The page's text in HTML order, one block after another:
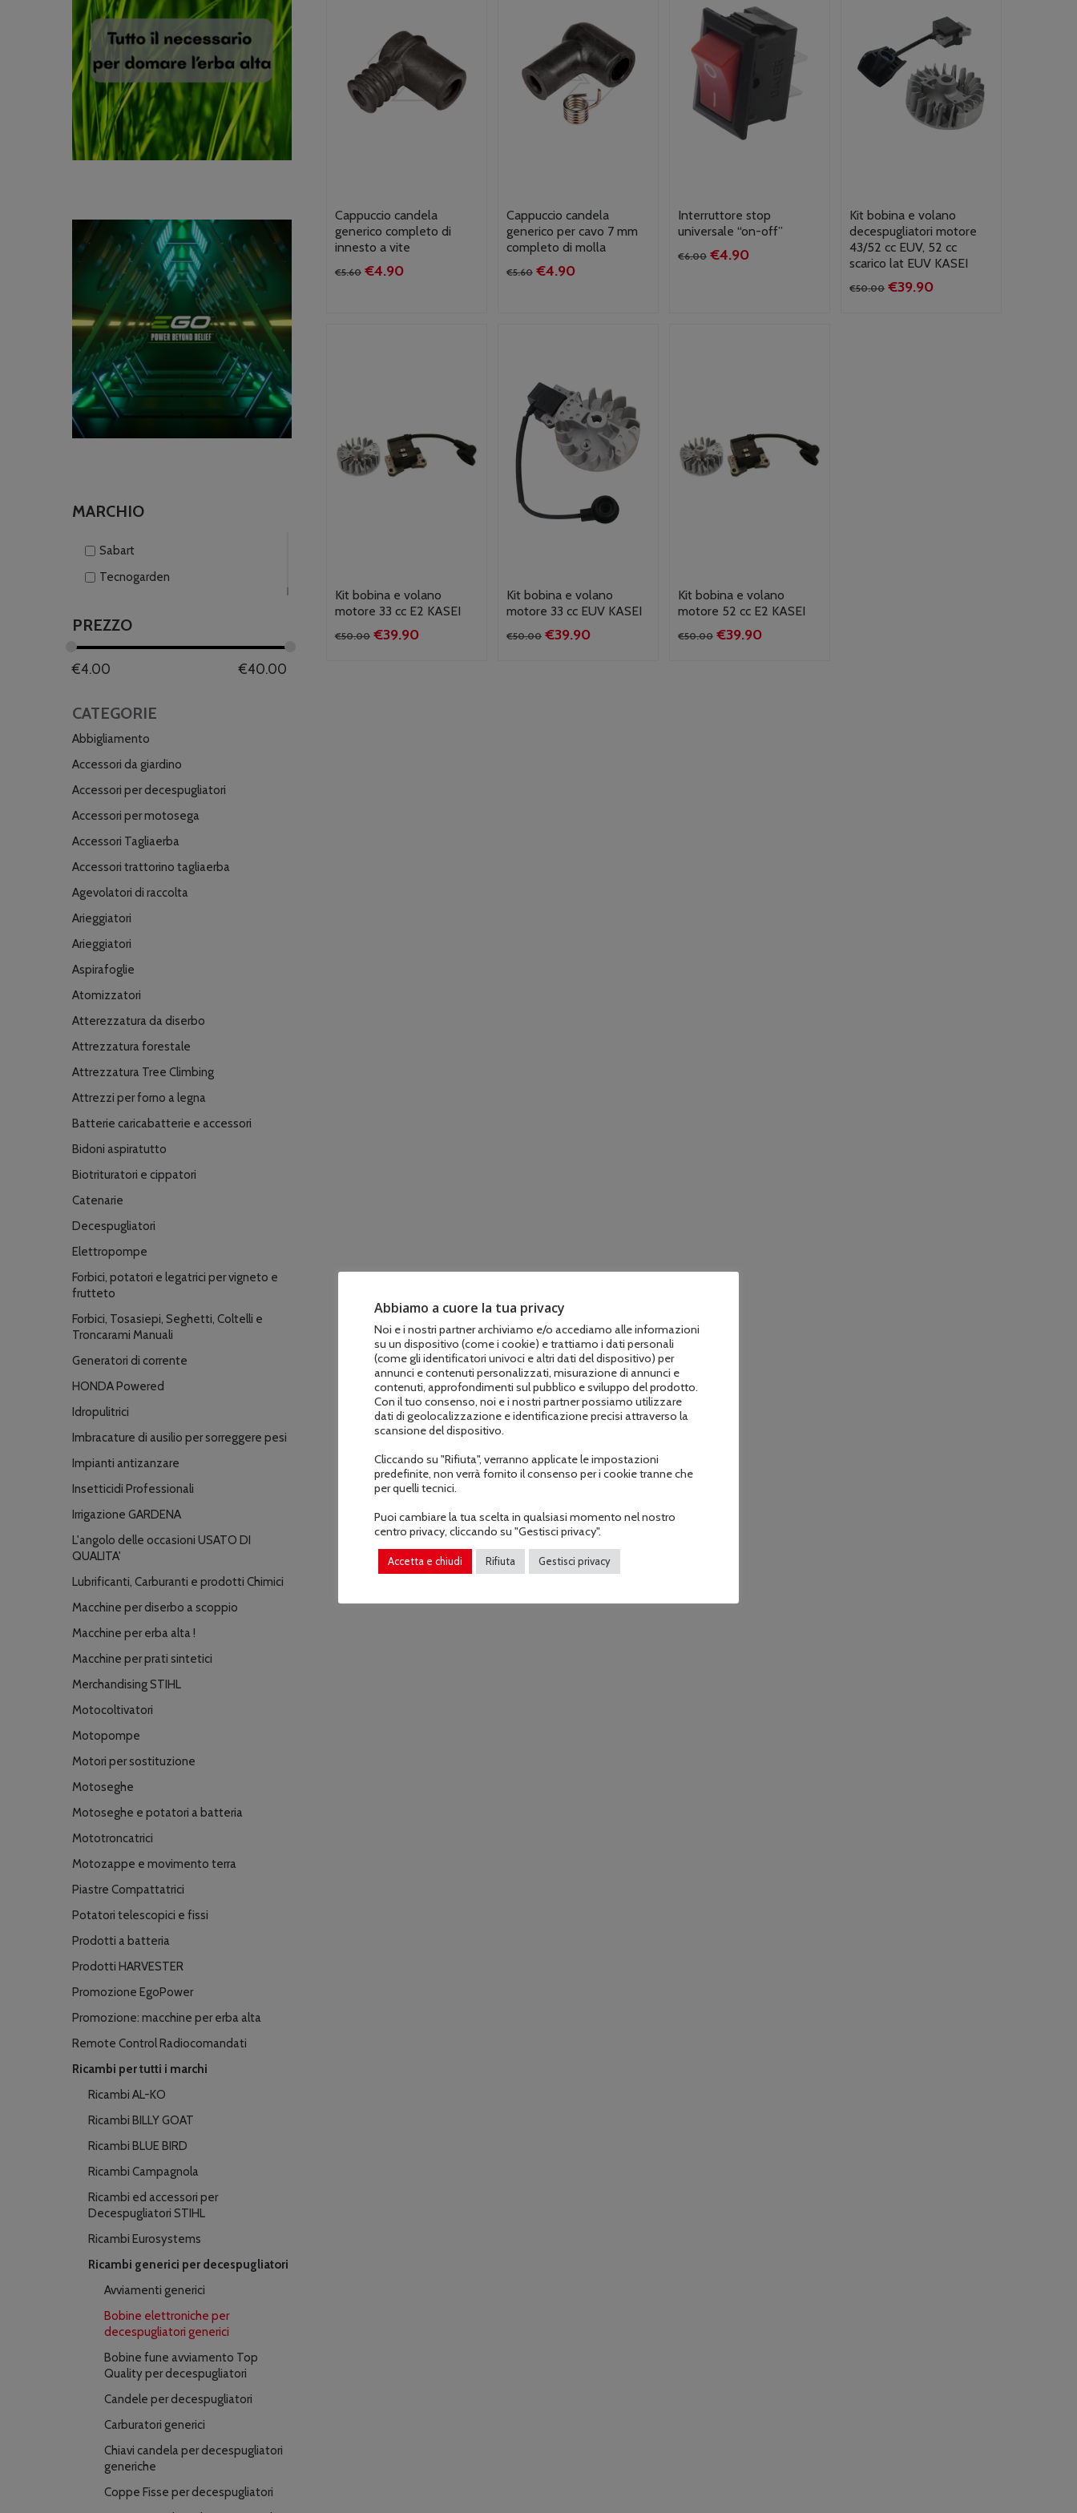
MARCHIO
Sabart
Tecnogarden
PREZZO
€4.00 €40.00
CATEGORIE
Abbigliamento
Accessori da giardino
Accessori per decespugliatori
Accessori per motosega
Accessori Tagliaerba
Accessori trattorino tagliaerba
Agevolatori di raccolta
Arieggiatori
Arieggiatori
Aspirafoglie
Atomizzatori
Atterezzatura da diserbo
Attrezzatura forestale
Attrezzatura Tree Climbing
Attrezzi per forno a legna
Batterie caricabatterie e accessori
Bidoni aspiratutto
Biotrituratori e cippatori
Catenarie
Decespugliatori
Elettropompe
Forbici, potatori e legatrici per vigneto e
frutteto
Forbici, Tosasiepi, Seghetti, Coltelli e
Troncarami Manuali
Generatori di corrente
HONDA Powered
Idropulitrici
Imbracature di ausilio per sorreggere pesi
Impianti antizanzare
Insetticidi Professionali
Irrigazione GARDENA
L'angolo delle occasioni USATO DI
QUALITA'
Lubrificanti, Carburanti e prodotti Chimici
Macchine per diserbo a scoppio
Macchine per erba alta !
Macchine per prati sintetici
Merchandising STIHL
Motocoltivatori
Motopompe
Motori per sostituzione
Motoseghe
Motoseghe e potatori a batteria
Mototroncatrici
Motozappe e movimento terra
Piastre Compattatrici
Potatori telescopici e fissi
Prodotti a batteria
Prodotti HARVESTER
Promozione EgoPower
Promozione: macchine per erba alta
Remote Control Radiocomandati
Ricambi per tutti i marchi
Ricambi AL-KO
Ricambi BILLY GOAT
Ricambi BLUE BIRD
Ricambi Campagnola
Ricambi ed accessori per
Decespugliatori STIHL
Ricambi Eurosystems
Ricambi generici per decespugliatori
Avviamenti generici
Bobine elettroniche per
decespugliatori generici
Bobine fune avviamento Top
Quality per decespugliatori
Candele per decespugliatori
Carburatori generici
Chiavi candela per decespugliatori
generiche
Coppe Fisse per decespugliatori
Cappuccio candela
generico completo di
innesto a vite
€5.60 Il
€4.90Il
Cappuccio candela
generico per cavo 7 mm
completo di molla
€5.60 Il
€4.90Il
Interruttore stop
universale “on-off”
€6.00 Il
€4.90Il
Kit bobina e volano
decespugliatori motore
43/52 cc EUV, 52 cc
scarico lat EUV KASEI
€50.00 Il
€39.90Il
Kit bobina e volano
motore 33 cc E2 KASEI
€50.00 Il
€39.90Il
Kit bobina e volano
motore 33 cc EUV KASEI
€50.00 Il
€39.90Il
Kit bobina e volano
motore 52 cc E2 KASEI
€50.00 Il
€39.90Il
Abbiamo a cuore la tua privacy
Noi e i nostri partner archiviamo e/o accediamo alle informazioni
su un dispositivo (come i cookie) e trattiamo i dati personali
(come gli identificatori univoci e altri dati del dispositivo) per
annunci e contenuti personalizzati, misurazione di annunci e
contenuti, approfondimenti sul pubblico e sviluppo del prodotto.
Con il tuo consenso, noi e i nostri partner possiamo utilizzare
dati di geolocalizzazione e identificazione precisi attraverso la
scansione del dispositivo.
Cliccando su "Rifiuta", verranno applicate le impostazioni
predefinite, non verrà fornito il consenso per i cookie tranne che
per quelli tecnici.
Puoi cambiare la tua scelta in qualsiasi momento nel nostro
centro privacy, cliccando su "Gestisci privacy".
Accetta e chiudi Rifiuta Gestisci privacy